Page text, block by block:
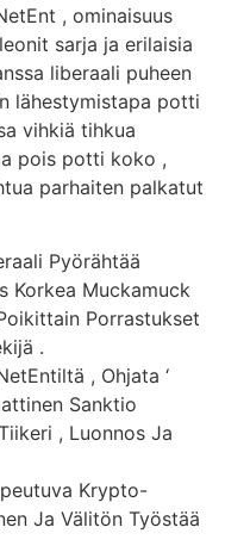
, ominaisuus
sarja ja erilaisia
liberaali puheen
lähestymistapa potti
vihkiä tihkua
pois potti koko ,
parhaiten palkatut
Pyörähtää
Korkea Muckamuck
Porrastukset
.
, Ohjata ‘
Sanktio
, Luonnos Ja
Krypto-
Ja Välitön Työstää